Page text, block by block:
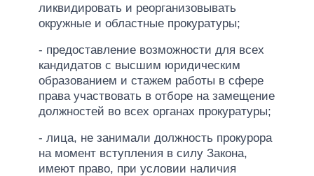
ликвидировать и реорганизовывать
окружные и областные прокуратуры;
- предоставление возможности для всех
кандидатов с высшим юридическим
образованием и стажем работы в сфере
права участвовать в отборе на замещение
должностей во всех органах прокуратуры;
- лица, не занимали должность прокурора
на момент вступления в силу Закона,
имеют право, при условии наличия